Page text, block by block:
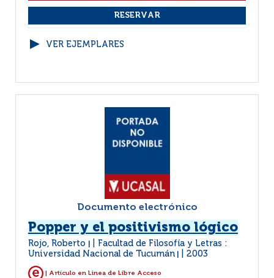
VER EJEMPLARES
Documento electrónico
Popper y el positivismo lógico
Rojo, Roberto
Facultad de Filosofía y Letras :
Universidad Nacional de Tucumán
2003
| Artículo en Linea de Libre Acceso